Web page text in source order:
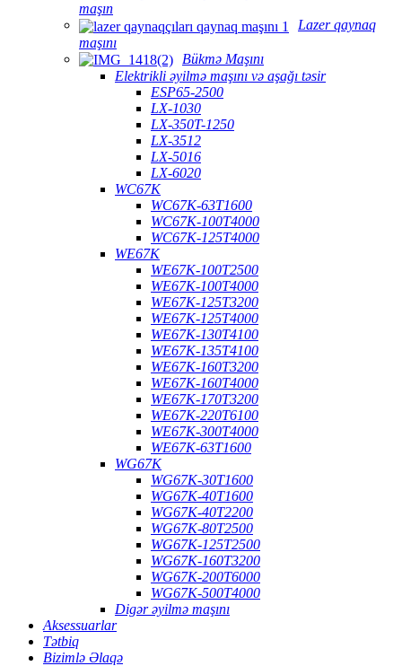
maşın
Lazer qaynaq
maşını
Bükmə Maşını
Elektrikli əyilmə maşını və aşağı təsir
ESP65-2500
LX-1030
LX-350T-1250
LX-3512
LX-5016
LX-6020
WC67K
WC67K-63T1600
WC67K-100T4000
WC67K-125T4000
WE67K
WE67K-100T2500
WE67K-100T4000
WE67K-125T3200
WE67K-125T4000
WE67K-130T4100
WE67K-135T4100
WE67K-160T3200
WE67K-160T4000
WE67K-170T3200
WE67K-220T6100
WE67K-300T4000
WE67K-63T1600
WG67K
WG67K-30T1600
WG67K-40T1600
WG67K-40T2200
WG67K-80T2500
WG67K-125T2500
WG67K-160T3200
WG67K-200T6000
WG67K-500T4000
Digər əyilmə maşını
Aksessuarlar
Tətbiq
Bizimlə Əlaqə